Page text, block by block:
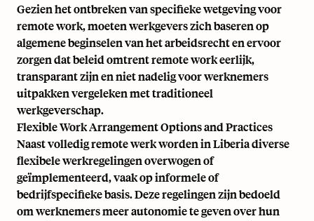
Gezien het ontbreken van specifieke wetgeving voor
remote work, moeten werkgevers zich baseren op
algemene beginselen van het arbeidsrecht en ervoor
zorgen dat beleid omtrent remote work eerlijk,
transparant zijn en niet nadelig voor werknemers
uitpakken vergeleken met traditioneel
werkgeverschap.
Flexible Work Arrangement Options and Practices
Naast volledig remote werk worden in Liberia diverse
flexibele werkregelingen overwogen of
geïmplementeerd, vaak op informele of
bedrijfspecifieke basis. Deze regelingen zijn bedoeld
om werknemers meer autonomie te geven over hun